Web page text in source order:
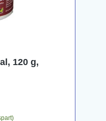
120 g,